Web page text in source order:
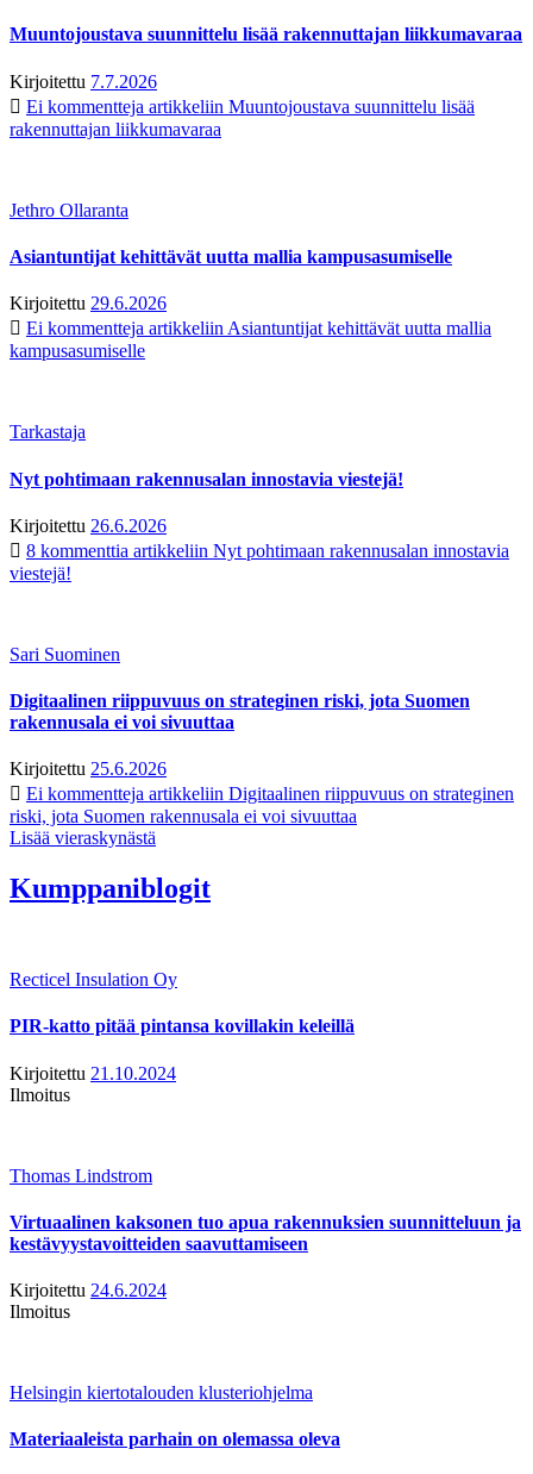
Muuntojoustava suunnittelu lisää rakennuttajan liikkumavaraa
Kirjoitettu 7.7.2026
Ei kommentteja artikkeliin Muuntojoustava suunnittelu lisää
rakennuttajan liikkumavaraa
Jethro Ollaranta
Asiantuntijat kehittävät uutta mallia kampusasumiselle
Kirjoitettu 29.6.2026
Ei kommentteja artikkeliin Asiantuntijat kehittävät uutta mallia
kampusasumiselle
Tarkastaja
Nyt pohtimaan rakennusalan innostavia viestejä!
Kirjoitettu 26.6.2026
8 kommenttia artikkeliin Nyt pohtimaan rakennusalan innostavia
viestejä!
Sari Suominen
Digitaalinen riippuvuus on strateginen riski, jota Suomen
rakennusala ei voi sivuuttaa
Kirjoitettu 25.6.2026
Ei kommentteja artikkeliin Digitaalinen riippuvuus on strateginen
riski, jota Suomen rakennusala ei voi sivuuttaa
Lisää vieraskynästä
Kumppaniblogit
Recticel Insulation Oy
PIR-katto pitää pintansa kovillakin keleillä
Kirjoitettu 21.10.2024
Ilmoitus
Thomas Lindstrom
Virtuaalinen kaksonen tuo apua rakennuksien suunnitteluun ja
kestävyystavoitteiden saavuttamiseen
Kirjoitettu 24.6.2024
Ilmoitus
Helsingin kiertotalouden klusteriohjelma
Materiaaleista parhain on olemassa oleva